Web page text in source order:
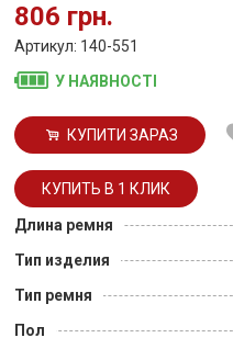
806 грн.
Артикул: 140-551
У НАЯВНОСТІ
КУПИТИ ЗАРАЗ
Длина ремня
Тип изделия
Тип ремня
Пол